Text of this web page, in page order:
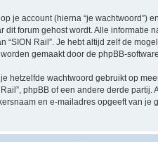
je account (hierna “je wachtwoord”)
dit forum gehost wordt. Alle informatie
Rail”. Je hebt altijd zelf de
gemaakt door de phpBB-
hetzelfde wachtwoord gebruikt op
phpBB of een andere derde partij.
en e-mailadres opgeeft van je